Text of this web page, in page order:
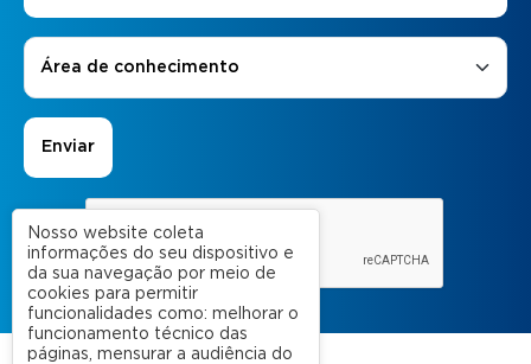
Áreas de Interesse
Área de conhecimento
Nosso website coleta
informações do seu dispositivo e
da sua navegação por meio de
cookies para permitir
funcionalidades como: melhorar o
funcionamento técnico das
páginas, mensurar a audiência do